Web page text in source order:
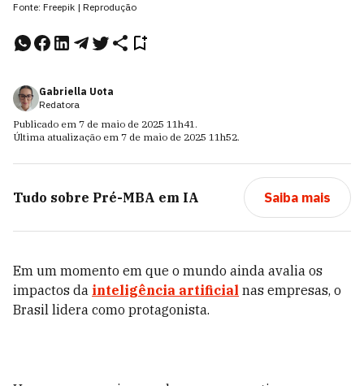
Fonte: Freepik | Reprodução
Gabriella Uota
Redatora
Publicado em 7 de maio de 2025 11h41.
Última atualização em 7 de maio de 2025 11h52.
Tudo sobre Pré-MBA em IA Saiba mais
Em um momento em que o mundo ainda avalia os
impactos da inteligência artificial nas empresas, o
Brasil lidera como protagonista.